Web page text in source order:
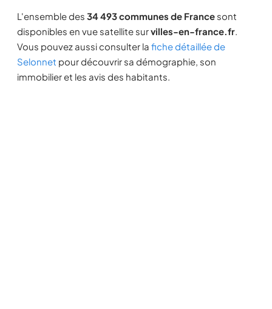
L'ensemble des 34 493 communes de France sont
disponibles en vue satellite survilles-en-france.fr.
Vous pouvez aussi consulter la fiche détaillée de
Selonnet pour découvrir sa démographie, son
immobilier et les avis des habitants.